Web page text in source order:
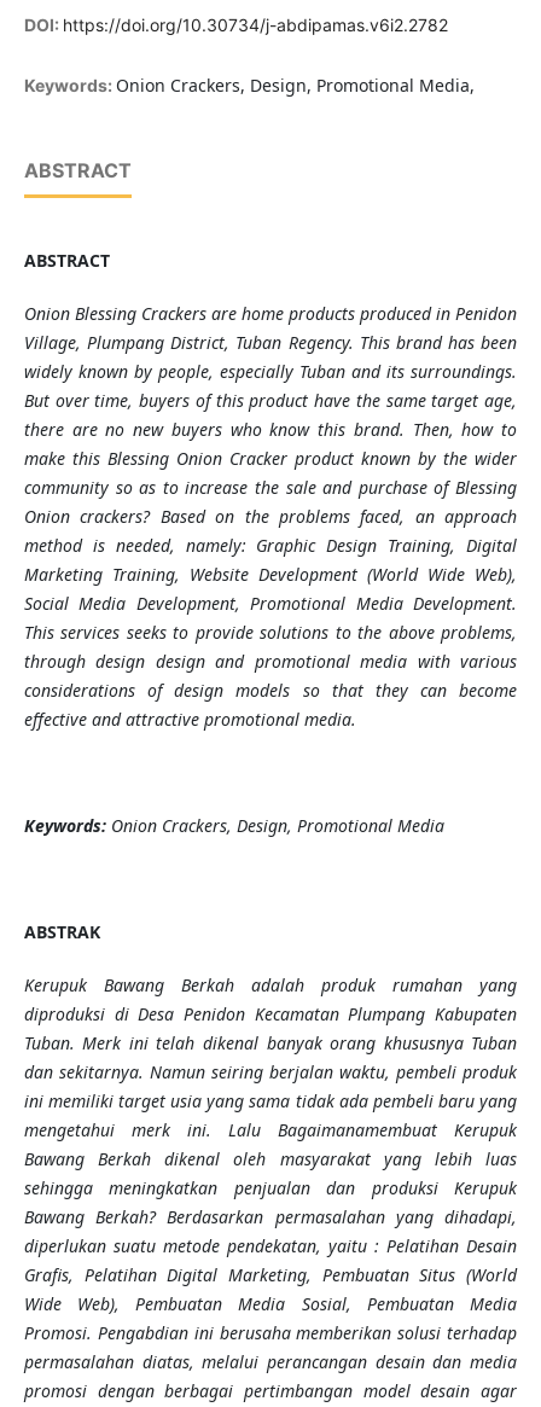
DOI: https://doi.org/10.30734/j-abdipamas.v6i2.2782
Keywords: Onion Crackers, Design, Promotional Media,
ABSTRACT
ABSTRACT
Onion Blessing Crackers are home products produced in Penidon
Village, Plumpang District, Tuban Regency. This brand has been
widely known by people, especially Tuban and its surroundings.
But over time, buyers of this product have the same target age,
there are no new buyers who know this brand. Then, how to
make this Blessing Onion Cracker product known by the wider
community so as to increase the sale and purchase of Blessing
Onion crackers? Based on the problems faced, an approach
method is needed, namely: Graphic Design Training, Digital
Marketing Training, Website Development (World Wide Web),
Social Media Development, Promotional Media Development.
This services seeks to provide solutions to the above problems,
through design design and promotional media with various
considerations of design models so that they can become
effective and attractive promotional media.
Keywords:Onion Crackers, Design, Promotional Media
ABSTRAK
Kerupuk Bawang Berkah adalah produk rumahan yang
diproduksi di Desa Penidon Kecamatan Plumpang Kabupaten
Tuban. Merk ini telah dikenal banyak orang khususnya Tuban
dan sekitarnya. Namun seiring berjalan waktu, pembeli produk
ini memiliki target usia yang sama tidak ada pembeli baru yang
mengetahui merk ini.Lalu Bagaimanamembuat Kerupuk
Bawang Berkah dikenal oleh masyarakat yang lebih luas
sehingga meningkatkan penjualan dan produksi Kerupuk
Bawang Berkah? Berdasarkan permasalahan yang dihadapi,
diperlukan suatu metode pendekatan, yaitu : Pelatihan Desain
Grafis, Pelatihan Digital Marketing, Pembuatan Situs (World
Wide Web), Pembuatan Media Sosial, Pembuatan Media
Promosi. Pengabdianini berusaha memberikan solusi terhadap
permasalahan diatas, melalui perancangan desain dan media
promosi dengan berbagai pertimbangan model desain agar